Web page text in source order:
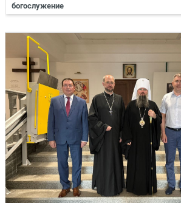
богослужение